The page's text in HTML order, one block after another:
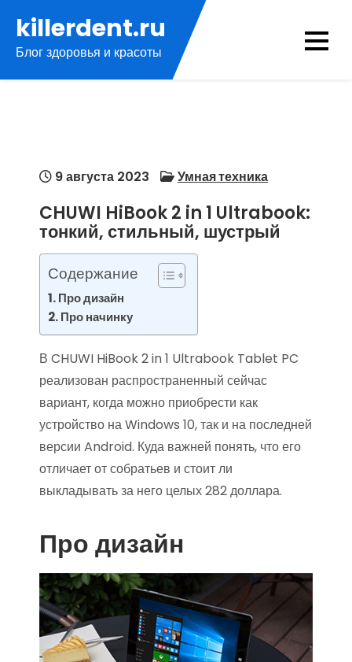
содержимому
killerdent.ru
Блог здоровья и красоты
9 августа 2023 Умная техника
CHUWI HiBook 2 in 1 Ultrabook:
тонкий, стильный, шустрый
Содержание
Про дизайн
Про начинку
В CHUWI HiBook 2 in 1 Ultrabook Tablet PC
реализован распространенный сейчас
вариант, когда можно приобрести как
устройство на Windows 10, так и на последней
версии Android. Куда важней понять, что его
отличает от собратьев и стоит ли
выкладывать за него целых 282 доллара.
Про дизайн